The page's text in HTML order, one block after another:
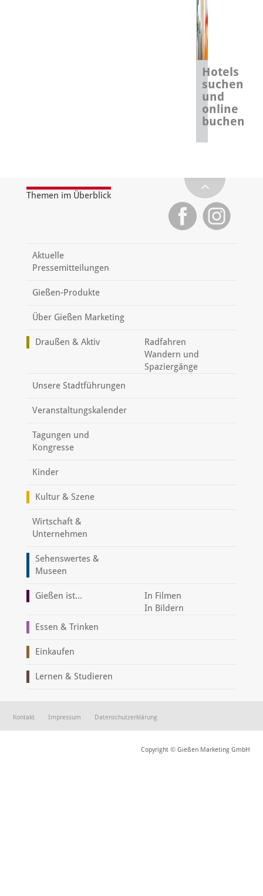
Hotels
suchen
und
online
buchen
Themen im Überblick
Aktuelle
Pressemitteilungen
Gießen-Produkte
Über Gießen Marketing
Draußen & Aktiv
Radfahren
Wandern und
Spaziergänge
Unsere Stadtführungen
Veranstaltungskalender
Tagungen und
Kongresse
Kinder
Kultur & Szene
Wirtschaft &
Unternehmen
Sehenswertes &
Museen
Gießen ist...
In Filmen
In Bildern
Essen & Trinken
Einkaufen
Lernen & Studieren
Kontakt Impressum Datenschutzerklärung
Copyright © Gießen Marketing GmbH